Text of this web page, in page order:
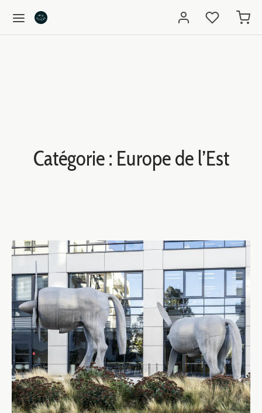
Catégorie : Europe de l’Est